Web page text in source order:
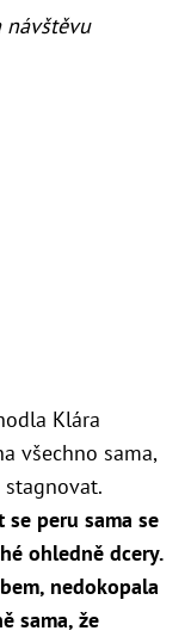
návštěvu
Klára
všechno sama,
peru sama se
ohledně dcery.
nedokopala
sama, že